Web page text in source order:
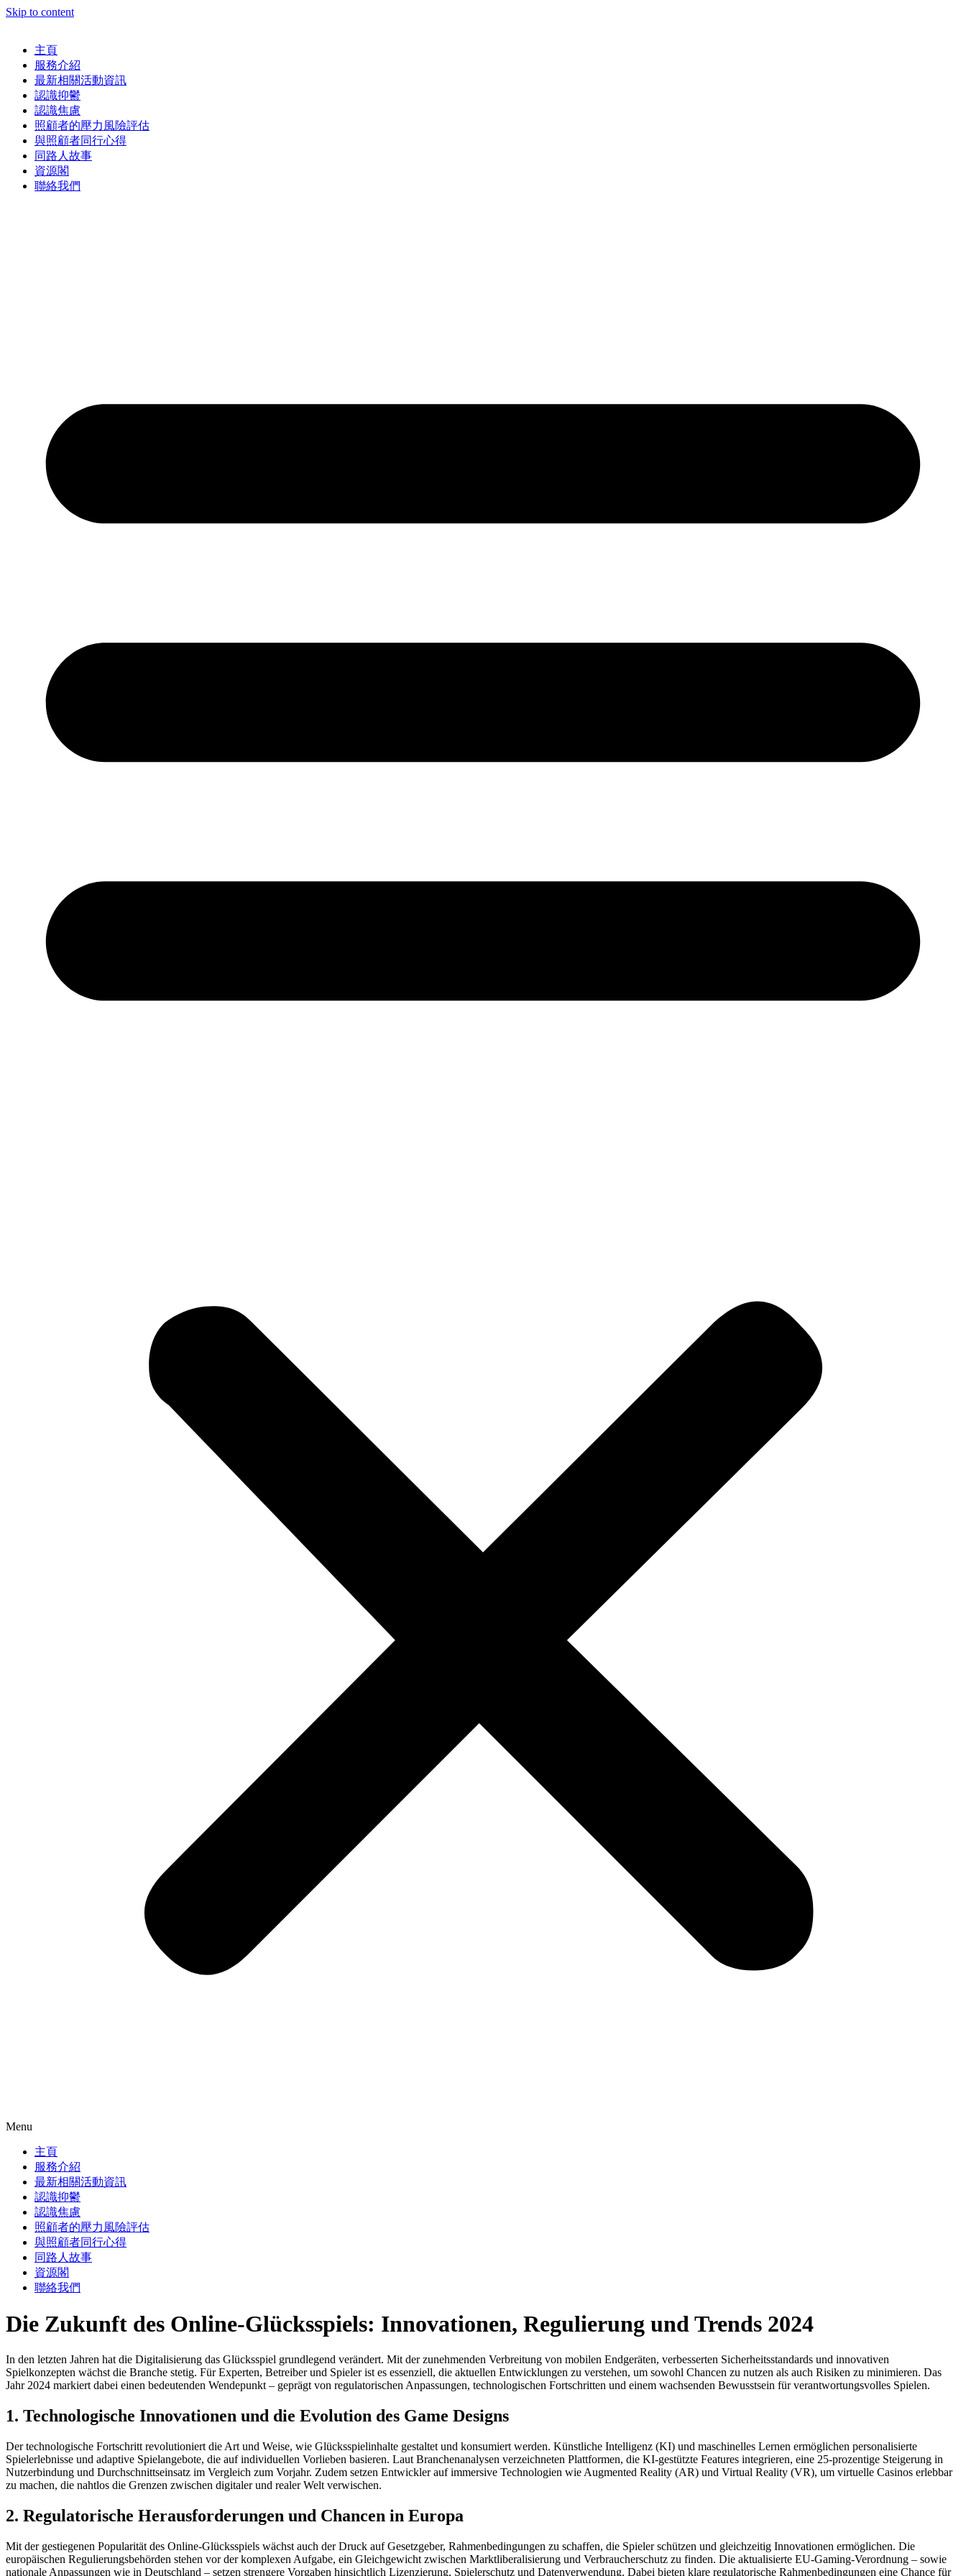
Skip to content
主頁
服務介紹
最新相關活動資訊
認識抑鬱
認識焦慮
照顧者的壓力風險評估
與照顧者同行心得
同路人故事
資源閣
聯絡我們
Menu
主頁
服務介紹
最新相關活動資訊
認識抑鬱
認識焦慮
照顧者的壓力風險評估
與照顧者同行心得
同路人故事
資源閣
聯絡我們
Die Zukunft des Online-Glücksspiels: Innovationen, Regulierung und Trends 2024
In den letzten Jahren hat die Digitalisierung das Glücksspiel grundlegend verändert. Mit der zunehmenden Verbreitung von mobilen Endgeräten, verbesserten Sicherheitsstandards und innovativen
Spielkonzepten wächst die Branche stetig. Für Experten, Betreiber und Spieler ist es essenziell, die aktuellen Entwicklungen zu verstehen, um sowohl Chancen zu nutzen als auch Risiken zu minimieren. Das
Jahr 2024 markiert dabei einen bedeutenden Wendepunkt – geprägt von regulatorischen Anpassungen, technologischen Fortschritten und einem wachsenden Bewusstsein für verantwortungsvolles Spielen.
1. Technologische Innovationen und die Evolution des Game Designs
Der technologische Fortschritt revolutioniert die Art und Weise, wie Glücksspielinhalte gestaltet und konsumiert werden. Künstliche Intelligenz (KI) und maschinelles Lernen ermöglichen personalisierte
Spielerlebnisse und adaptive Spielangebote, die auf individuellen Vorlieben basieren. Laut Branchenanalysen verzeichneten Plattformen, die KI-gestützte Features integrieren, eine 25-prozentige Steigerung in
Nutzerbindung und Durchschnittseinsatz im Vergleich zum Vorjahr. Zudem setzen Entwickler auf immersive Technologien wie Augmented Reality (AR) und Virtual Reality (VR), um virtuelle Casinos erlebbar
zu machen, die nahtlos die Grenzen zwischen digitaler und realer Welt verwischen.
2. Regulatorische Herausforderungen und Chancen in Europa
Mit der gestiegenen Popularität des Online-Glücksspiels wächst auch der Druck auf Gesetzgeber, Rahmenbedingungen zu schaffen, die Spieler schützen und gleichzeitig Innovationen ermöglichen. Die
europäischen Regulierungsbehörden stehen vor der komplexen Aufgabe, ein Gleichgewicht zwischen Marktliberalisierung und Verbraucherschutz zu finden. Die aktualisierte EU-Gaming-Verordnung – sowie
nationale Anpassungen wie in Deutschland – setzen strengere Vorgaben hinsichtlich Lizenzierung, Spielerschutz und Datenverwendung. Dabei bieten klare regulatorische Rahmenbedingungen eine Chance für